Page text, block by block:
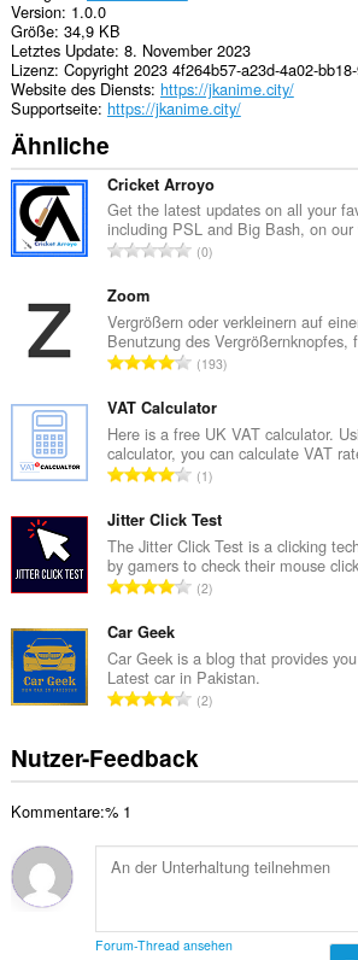
Version 1.0.0
Größe 34,9 KB
Letztes Update 8. November 2023
Lizenz Copyright 2023 4f264b57-a23d-4a02-
Website des Diensts https://jkanime.city/
Supportseite https://jkanime.city/
Ähnliche
Cricket Arroyo
Get the latest updates on all your
including PSL and Big Bash, on
G
a
m
t
B
e
w
e
r
t
u
n
n
:
0
Zoom
Vergrößern oder verkleinern auf
Benutzung des Vergrößernknopfes,
G
s
a
m
t
B
e
w
e
t
u
n
e
n
193
VAT Calculator
Here is a free UK VAT calculator.
calculator, you can calculate VAT
G
s
a
m
t
e
w
e
t
u
e
1
Jitter Click Test
The Jitter Click Test is a clicking
by gamers to check their mouse
G
a
m
t
B
e
r
t
g
2
Car Geek
Car Geek is a blog that provides
Latest car in Pakistan.
G
s
a
e
B
e
2
Nutzer-Feedback
Kommentare:% 1
Forum-Thread ansehen